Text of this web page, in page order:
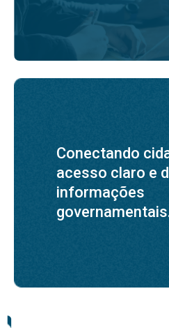
Conectando
acesso claro e
informações